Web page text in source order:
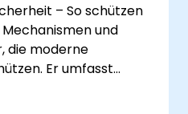
– So schützen
und
die moderne
Er umfasst
von Daten, den